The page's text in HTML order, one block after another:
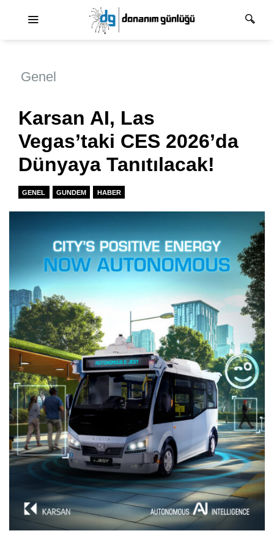
Genel
Karsan AI, Las
Vegas’taki CES 2026’da
Dünyaya Tanıtılacak!
GENEL GUNDEM HABER